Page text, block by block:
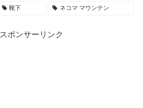
靴下 ネコマ マウンテン
スポンサーリンク